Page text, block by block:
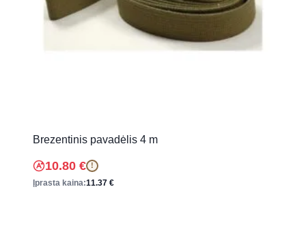
Brezentinis pavadėlis 4 m
10.80 € !
Įprasta kaina:11.37 €